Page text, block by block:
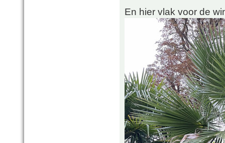
En hier vlak voor de